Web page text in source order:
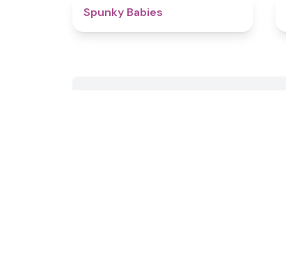
Spunky Babies